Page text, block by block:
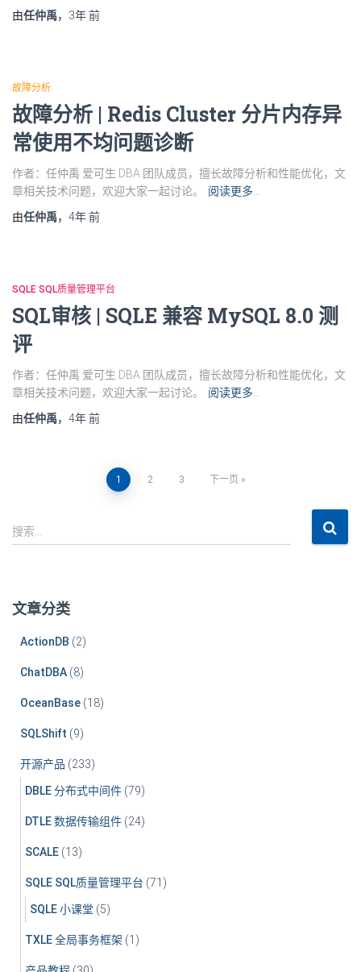
由任仲禹， 3年前
故障分析
故障分析 | Redis Cluster 分片内存异
常使用不均问题诊断
作者：任仲禹 爱可生 DBA 团队成员，擅长故障分析和性能优化，文
章相关技术问题，欢迎大家一起讨论。
阅读更多…
由任仲禹， 4年前
SQLE SQL质量管理平台
SQL审核 | SQLE 兼容 MySQL 8.0 测
评
作者：任仲禹 爱可生 DBA 团队成员，擅长故障分析和性能优化，文
章相关技术问题，欢迎大家一起讨论。
阅读更多…
由任仲禹， 4年前
章
航
1 2 3 下一页
搜
索
搜索…
文章分类
ActionDB (2)
ChatDBA (8)
OceanBase (18)
SQLShift (9)
开源产品 (233)
DBLE 分布式中间件 (79)
DTLE 数据传输组件 (24)
SCALE (13)
SQLE SQL质量管理平台 (71)
SQLE 小课堂 (5)
TXLE 全局事务框架 (1)